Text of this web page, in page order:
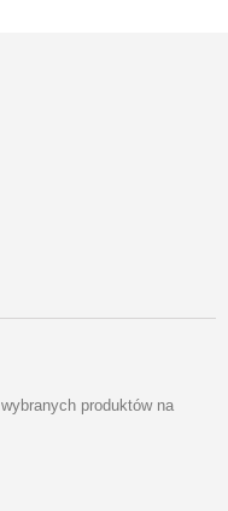
wybranych produktów na